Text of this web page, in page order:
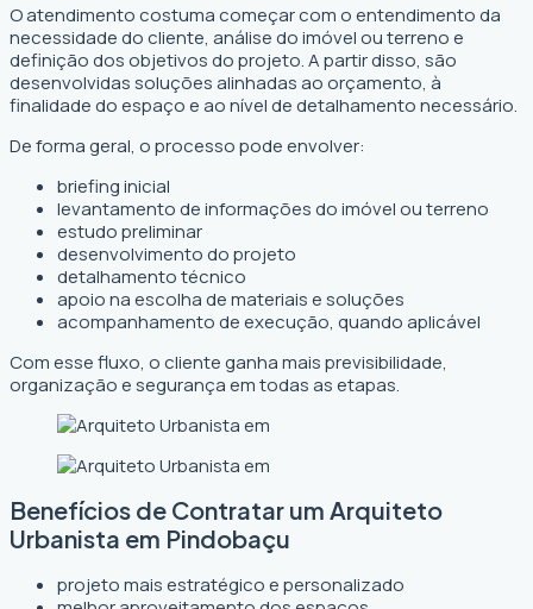
O atendimento costuma começar com o entendimento da
necessidade do cliente, análise do imóvel ou terreno e
definição dos objetivos do projeto. A partir disso, são
desenvolvidas soluções alinhadas ao orçamento, à
finalidade do espaço e ao nível de detalhamento necessário.
De forma geral, o processo pode envolver:
briefing inicial
levantamento de informações do imóvel ou terreno
estudo preliminar
desenvolvimento do projeto
detalhamento técnico
apoio na escolha de materiais e soluções
acompanhamento de execução, quando aplicável
Com esse fluxo, o cliente ganha mais previsibilidade,
organização e segurança em todas as etapas.
Benefícios de Contratar um Arquiteto
Urbanista em Pindobaçu
projeto mais estratégico e personalizado